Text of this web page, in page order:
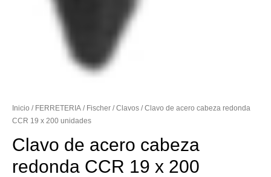
Inicio / FERRETERIA / Fischer /Clavos / Clavo de acero cabeza redonda
CCR 19 x 200 unidades
Clavo de acero cabeza
redonda CCR 19 x 200